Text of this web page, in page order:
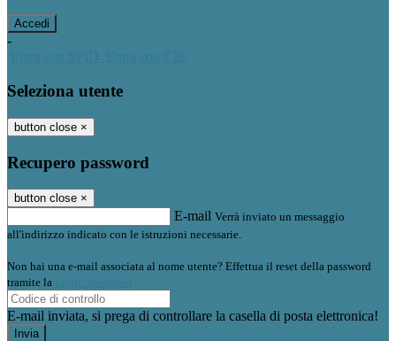
-
Seleziona utente
button close ×
Recupero password
button close ×
E-mail Verrà inviato un messaggio
all'indirizzo indicato con le istruzioni necessarie.
Non hai una e-mail associata al nome utente? Effettua il reset della password
tramite la
E-mail inviata, si prega di controllare la casella di posta elettronica!